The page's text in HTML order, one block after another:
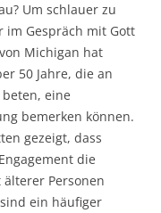
Um schlauer zu
im Gespräch mit Gott
Michigan hat
50 Jahre, die an
eine
bemerken können.
gezeigt, dass
die
Personen
ein häufiger